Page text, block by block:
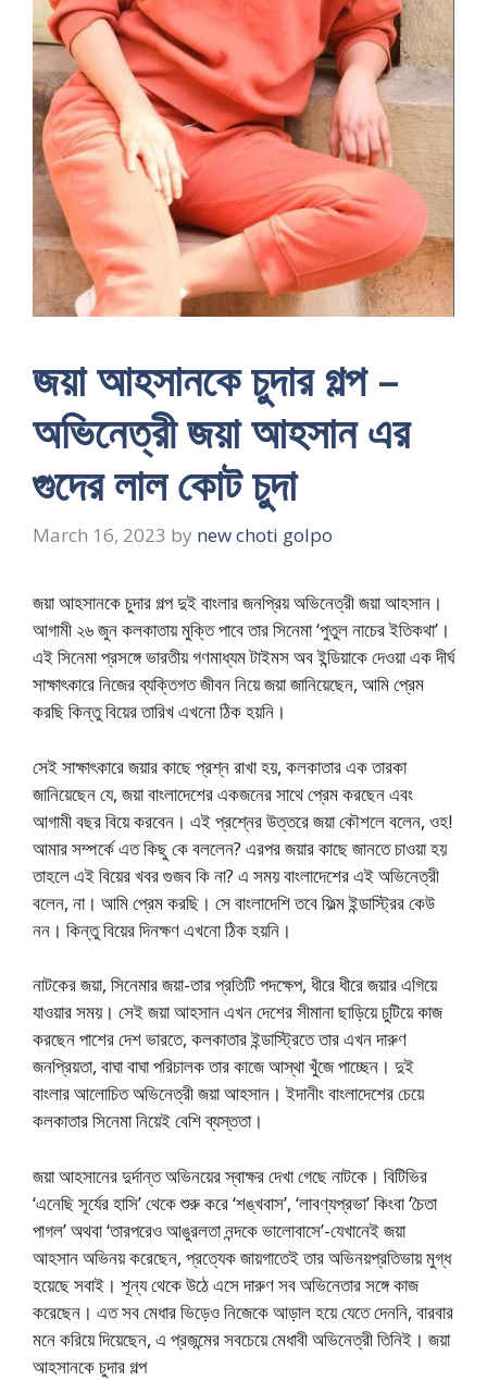
জয়া আহসানকে চুদার গল্প –
অভিনেত্রী জয়া আহসান এর
গুদের লাল কোট চুদা
March 16, 2023 by new choti golpo
জয়া আহসানকে চুদার গল্প দুই বাংলার জনপ্রিয় অভিনেত্রী জয়া আহসান।
আগামী ২৬ জুন কলকাতায় মুক্তি পাবে তার সিনেমা ‘পুতুল নাচের ইতিকথা’।
এই সিনেমা প্রসঙ্গে ভারতীয় গণমাধ্যম টাইমস অব ইন্ডিয়াকে দেওয়া এক দীর্ঘ
সাক্ষাৎকারে নিজের ব্যক্তিগত জীবন নিয়ে জয়া জানিয়েছেন, আমি প্রেম
করছি কিন্তু বিয়ের তারিখ এখনো ঠিক হয়নি।
সেই সাক্ষাৎকারে জয়ার কাছে প্রশ্ন রাখা হয়, কলকাতার এক তারকা
জানিয়েছেন যে, জয়া বাংলাদেশের একজনের সাথে প্রেম করছেন এবং
আগামী বছর বিয়ে করবেন। এই প্রশ্নের উত্তরে জয়া কৌশলে বলেন, ওহ!
আমার সম্পর্কে এত কিছু কে বললেন? এরপর জয়ার কাছে জানতে চাওয়া হয়
তাহলে এই বিয়ের খবর গুজব কি না? এ সময় বাংলাদেশের এই অভিনেত্রী
বলেন, না। আমি প্রেম করছি। সে বাংলাদেশি তবে ফিল্ম ইন্ডাস্ট্রির কেউ
নন। কিন্তু বিয়ের দিনক্ষণ এখনো ঠিক হয়নি।
নাটকের জয়া, সিনেমার জয়া-তার প্রতিটি পদক্ষেপ, ধীরে ধীরে জয়ার এগিয়ে
যাওয়ার সময়। সেই জয়া আহসান এখন দেশের সীমানা ছাড়িয়ে চুটিয়ে কাজ
করছেন পাশের দেশ ভারতে, কলকাতার ইন্ডাস্ট্রিতে তার এখন দারুণ
জনপ্রিয়তা, বাঘা বাঘা পরিচালক তার কাজে আস্থা খুঁজে পাচ্ছেন। দুই
বাংলার আলোচিত অভিনেত্রী জয়া আহসান। ইদানীং বাংলাদেশের চেয়ে
কলকাতার সিনেমা নিয়েই বেশি ব্যস্ততা।
জয়া আহসানের দুর্দান্ত অভিনয়ের স্বাক্ষর দেখা গেছে নাটকে। বিটিভির
‘এনেছি সূর্যের হাসি’ থেকে শুরু করে ‘শঙ্খবাস’, ‘লাবণ্যপ্রভা’ কিংবা ‘চৈতা
পাগল’ অথবা ‘তারপরেও আঙুরলতা নন্দকে ভালোবাসে’-যেখানেই জয়া
আহসান অভিনয় করেছেন, প্রত্যেক জায়গাতেই তার অভিনয়প্রতিভায় মুগ্ধ
হয়েছে সবাই। শূন্য থেকে উঠে এসে দারুণ সব অভিনেতার সঙ্গে কাজ
করেছেন। এত সব মেধার ভিড়েও নিজেকে আড়াল হয়ে যেতে দেননি, বারবার
মনে করিয়ে দিয়েছেন, এ প্রজন্মের সবচেয়ে মেধাবী অভিনেত্রী তিনিই। জয়া
আহসানকে চুদার গল্প